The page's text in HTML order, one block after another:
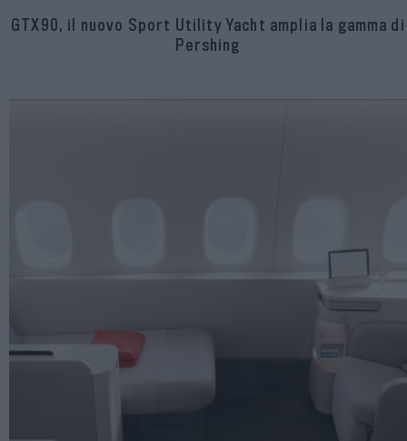
GTX90, il nuovo Sport Utility Yacht amplia la gamma di
Pershing